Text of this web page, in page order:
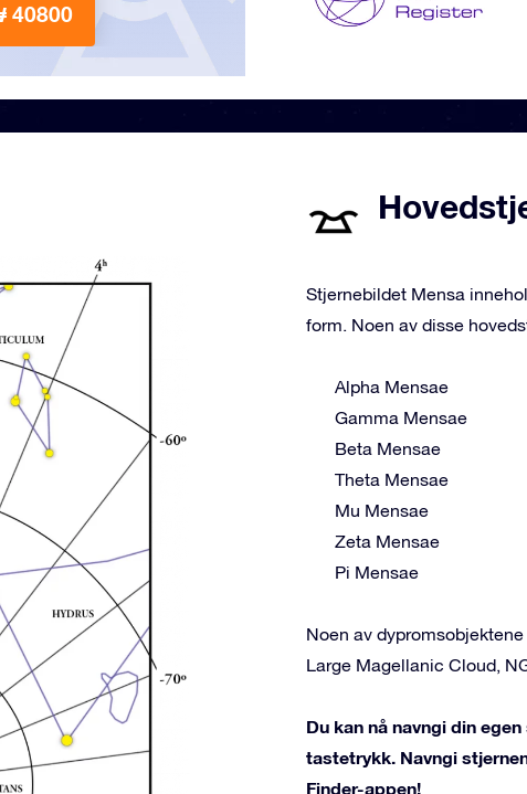
40800
Stjernebildet Mensa
form. Noen av disse
Alpha Mensae
Gamma Mensae
Beta Mensae
Theta Mensae
Mu Mensae
Zeta Mensae
Pi Mensae
Noen av
Large Magellanic Cloud,
Du kan nå navngi din
tastetrykk. Navngi
Finder-appen!